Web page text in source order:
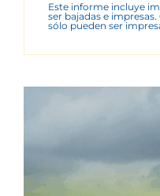
Este informe incluye
ser bajadas e
sólo pueden ser